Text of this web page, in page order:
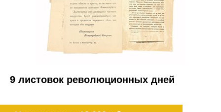
9 листовок революционных дней